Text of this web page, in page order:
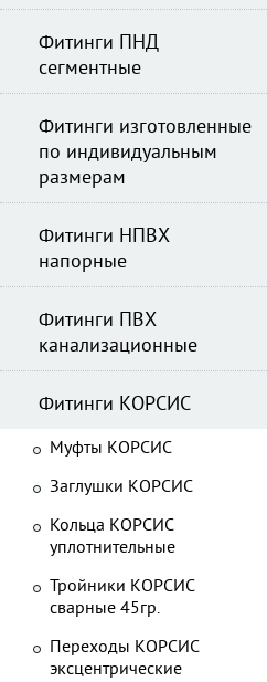
Фитинги ПНД
сегментные
Фитинги изготовленные
по индивидуальным
размерам
Фитинги НПВХ
напорные
Фитинги ПВХ
канализационные
Фитинги КОРСИС
Муфты КОРСИС
Заглушки КОРСИС
Кольца КОРСИС
уплотнительные
Тройники КОРСИС
сварные 45гр.
Переходы КОРСИС
эксцентрические